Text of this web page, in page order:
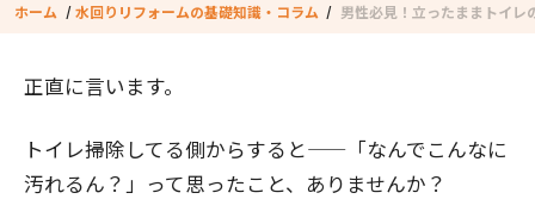
ホーム /水回りリフォームの基礎知識・コラム / 男性必見！立ったままトイレ
正直に言います。
トイレ掃除してる側からすると——「なんでこんなに
汚れるん？」って思ったこと、ありませんか？